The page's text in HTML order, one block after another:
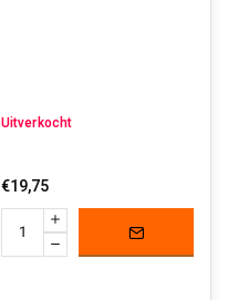
Uitverkocht
€19,75